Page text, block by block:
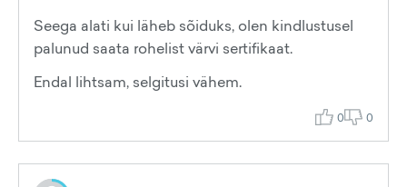
Seega alati kui läheb sõiduks, olen kindlustusel
palunud saata rohelist värvi sertifikaat.
Endal lihtsam, selgitusi vähem.
0 0